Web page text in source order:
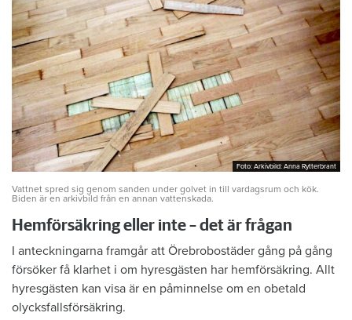
Foto: Arkivbild: Anna Rytterbrant
Foto: Arkivbild: Anna Rytterbrant
Vattnet spred sig genom sanden under golvet in till vardagsrum och kök.
Biden är en arkivbild från en annan vattenskada.
Hemförsäkring eller inte – det är frågan
I anteckningarna framgår att Örebrobostäder gång på gång
försöker få klarhet i om hyresgästen har hemförsäkring. Allt
hyresgästen kan visa är en påminnelse om en obetald
olycksfallsförsäkring.